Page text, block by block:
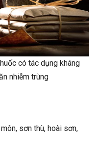
có tác dụng kháng
nhiễm trùng
sơn thù, hoài sơn,